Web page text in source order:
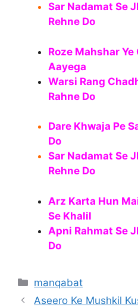
Sar Nadamat Se
Rehne Do
Roze Mahshar
Aayega
Warsi Rang
Rahne Do
Dare Khwaja Pe
Do
Sar Nadamat Se
Rehne Do
Arz Karta Hun
Se Khalil
Apni Rahmat Se
Do
Categories
manqabat
Aseero Ke Mushkil